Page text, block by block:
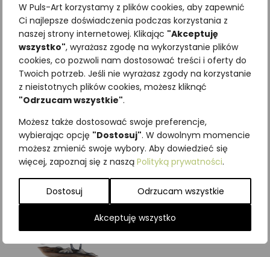
W Puls-Art korzystamy z plików cookies, aby zapewnić
Ci najlepsze doświadczenia podczas korzystania z
naszej strony internetowej. Klikając "Akceptuję
wszystko", wyrażasz zgodę na wykorzystanie plików
cookies, co pozwoli nam dostosować treści i oferty do
Twoich potrzeb. Jeśli nie wyrażasz zgody na korzystanie
z nieistotnych plików cookies, możesz kliknąć
"Odrzucam wszystkie".
Możesz także dostosować swoje preferencje,
wybierając opcję "Dostosuj". W dowolnym momencie
możesz zmienić swoje wybory. Aby dowiedzieć się
więcej, zapoznaj się z naszą Polityką prywatności.
Dostosuj Odrzucam wszystkie
Akceptuję wszystko
Najniższa cena z ostatnich 30
dni:65,00zł
SKU:Brak danych
Kategorie:
Krukowate,Ptaki
Podobne produkty